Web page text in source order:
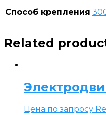
Способ крепления
Related
Цена по запросу